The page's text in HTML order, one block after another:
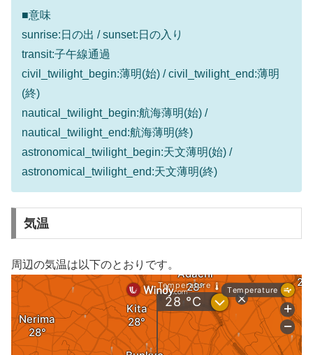
■意味
sunrise:日の出 / sunset:日の入り
transit:子午線通過
civil_twilight_begin:薄明(始) / civil_twilight_end:薄明
(終)
nautical_twilight_begin:航海薄明(始) /
nautical_twilight_end:航海薄明(終)
astronomical_twilight_begin:天文薄明(始) /
astronomical_twilight_end:天文薄明(終)
気温
周辺の気温は以下のとおりです。